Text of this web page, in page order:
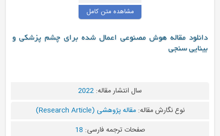
مشاهده متن کامل
مقاله هوش مصنوعی اعمال شده برای چشم پزشکی و
سنجی
سال انتشار مقاله:2022
نوع نگارش مقاله:مقاله پژوهشی (Research Article)
صفحات ترجمه فارسی:18